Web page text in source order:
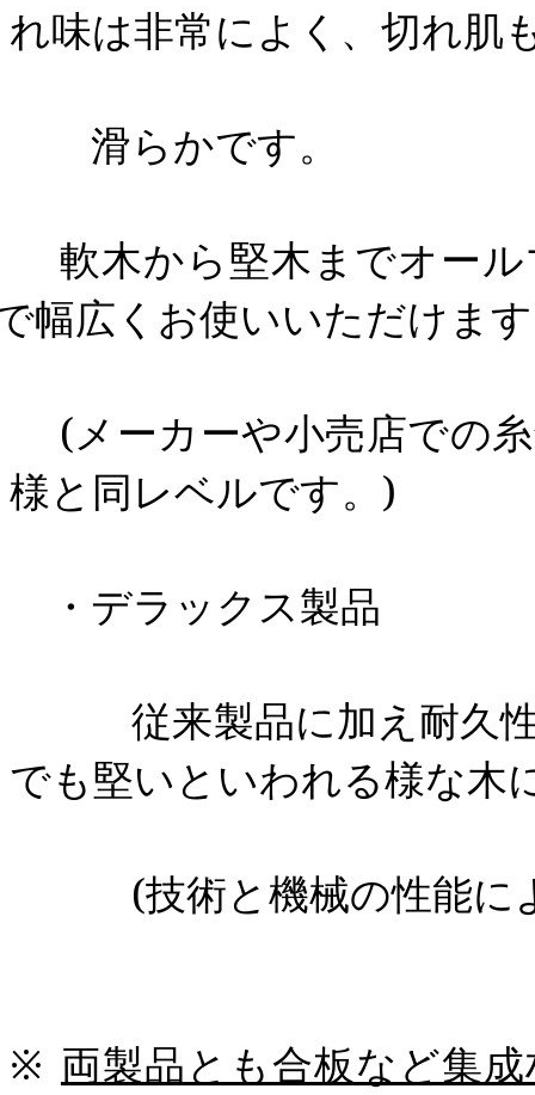
れ味は非常によく、 切れ肌
滑らかです。
軟木から堅木までオー
幅広く お使いいただけま
(メーカーや小売店での
様と同レベルです。 )
・デラックス製品
従来製品に加え耐久性
でも堅いといわれる様な木
(技術と機械の性能
※ 両製品とも合板など集